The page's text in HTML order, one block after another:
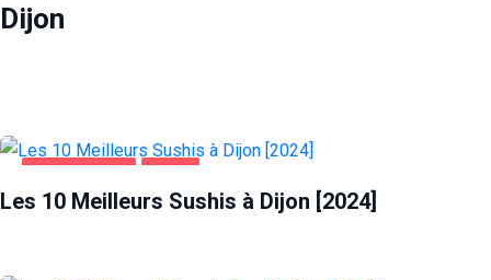
Dijon
ALIMENTATION DIJON
Les 10 Meilleurs Sushis à Dijon [2024]